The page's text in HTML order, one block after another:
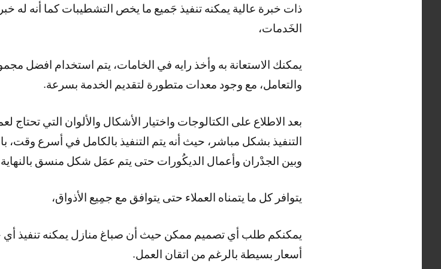
ذات خبرة عالية يمكنه تنفيذ جَميع ما يخص التشطيبات كما أنه له
الخَدمات،
يمكنك الاستعانة به وأخذ رايه في الخامات، يتم استخدام افضل
والتعامل، مع وجود معدات متطورة لتقديم الخدمة بسرعة.
بعد الاطلاع على الكتالوجات واختيار الأشكال والألوان التي
التنفيذ بشكل مباشر، حيث أنه يتم التنفيذ بالكامل في أسرع وقت،
وبين الجدْران وأعمال الديكُورات حتى يتم عمَل شكل منسق
يتوافر كل ما يتمناه العملاء حتى يتوافق مع جمِيع الأذواق،
يمكنكم طلب أي تصميم ممكن حيث أن صباغ منازل يمكنه تنفيذ أي
أسعار بسيطة بالرغم من اتقان العمل.